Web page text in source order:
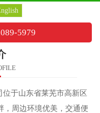
5979
于山东省莱芜市高新区
，周边环境优美，交通便